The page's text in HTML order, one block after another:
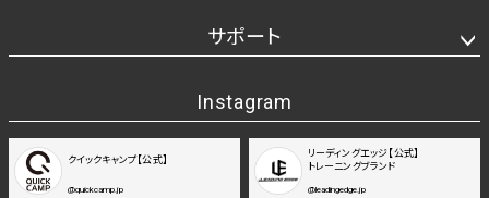
サポート
Instagram
クイックキャンプ【公式】
@quickcamp.jp
リーディングエッジ【公式】
トレーニングブランド
@leadingedge.jp